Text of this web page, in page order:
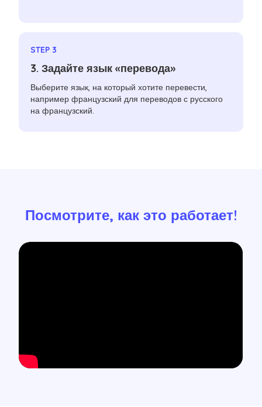
STEP 3
3. Задайте язык «перевода»
Выберите язык, на который хотите перевести,
например французский для переводов с русского
на французский.
Посмотрите, как это работает!